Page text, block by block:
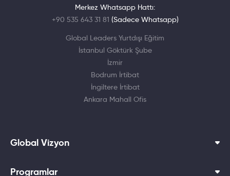
Merkez Whatsapp Hattı:
+90 535 643 31 81 (Sadece Whatsapp)
Global Leaders Yurtdışı Eğitim
İstanbul Göktürk Şube
İzmir
Bodrum İrtibat
İngiltere İrtibat
Ankara Mahall Ofis
Global Vizyon
Programlar